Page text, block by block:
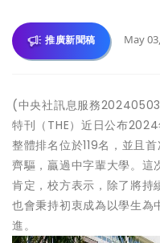
推廣新聞稿 May
(中央社訊息服務20240503
特刊（THE）近日公布
整體排名位於119名，並且
齊驅，贏過中字輩大學。這
肯定，校方表示，除了將持
也會秉持初衷成為以學生為
進。